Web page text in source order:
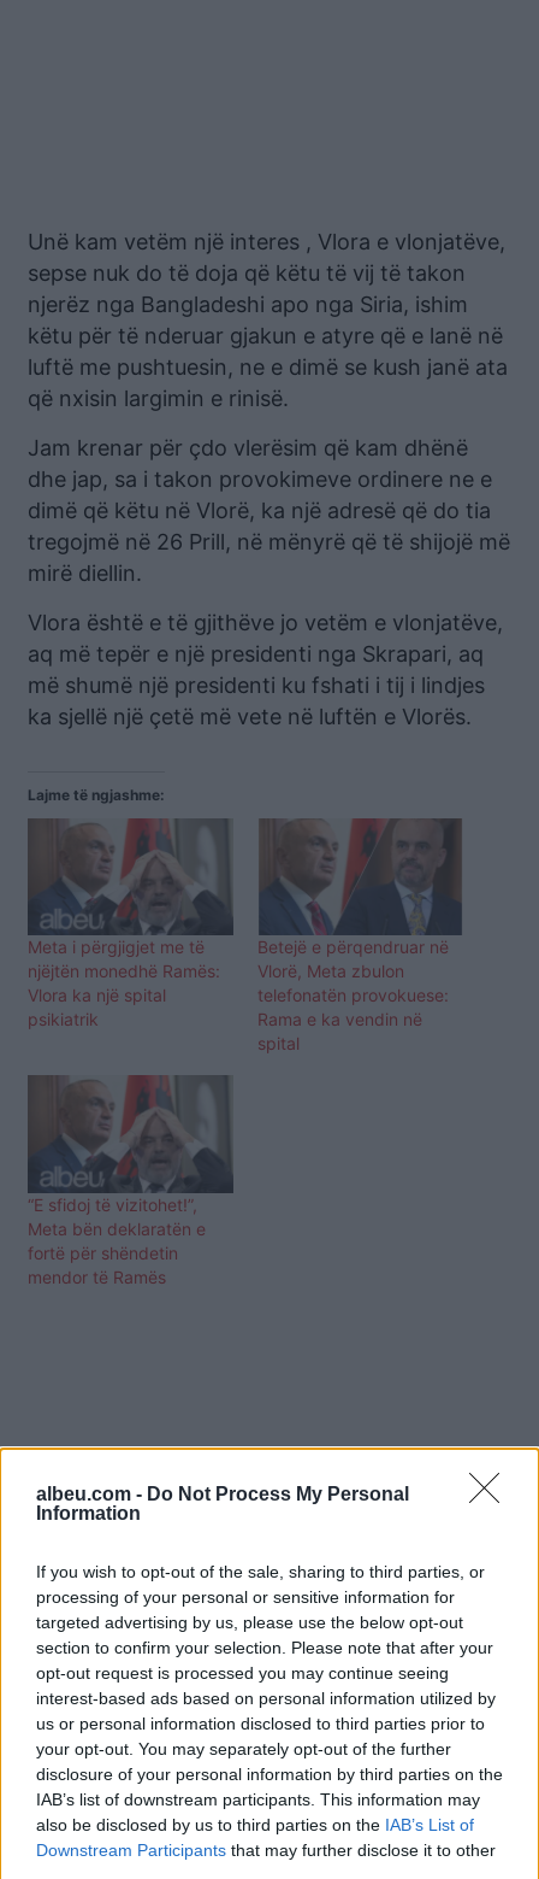
albeu.com - Do Not Process My Personal
Information
If you wish to opt-out of the sale, sharing to third parties, or
processing of your personal or sensitive information for
targeted advertising by us, please use the below opt-out
section to confirm your selection. Please note that after your
opt-out request is processed you may continue seeing
interest-based ads based on personal information utilized by
us or personal information disclosed to third parties prior to
your opt-out. You may separately opt-out of the further
disclosure of your personal information by third parties on the
IAB’s list of downstream participants. This information may
also be disclosed by us to third parties on the IAB’s List of
Downstream Participants that may further disclose it to other
Unë kam vetëm një interes , Vlora e vlonjatëve,
sepse nuk do të doja që këtu të vij të takon
njerëz nga Bangladeshi apo nga Siria, ishim
këtu për të nderuar gjakun e atyre që e lanë në
luftë me pushtuesin, ne e dimë se kush janë ata
që nxisin largimin e rinisë.
Jam krenar për çdo vlerësim që kam dhënë
dhe jap, sa i takon provokimeve ordinere ne e
dimë që këtu në Vlorë, ka një adresë që do tia
tregojmë në 26 Prill, në mënyrë që të shijojë më
mirë diellin.
Vlora është e të gjithëve jo vetëm e vlonjatëve,
aq më tepër e një presidenti nga Skrapari, aq
më shumë një presidenti ku fshati i tij i lindjes
ka sjellë një çetë më vete në luftën e Vlorës.
Lajme të ngjashme:
Meta i përgjigjet me të
njëjtën monedhë Ramës:
Vlora ka një spital
psikiatrik
Betejë e përqendruar në
Vlorë, Meta zbulon
telefonatën provokuese:
Rama e ka vendin në
spital
“E sfidoj të vizitohet!”,
Meta bën deklaratën e
fortë për shëndetin
mendor të Ramës
Shtuarmë16.04.2021 11:45
Tags:
edi rama , Ilir Meta , zgjedhjet prill